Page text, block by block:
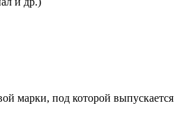
марки, под которой выпускается